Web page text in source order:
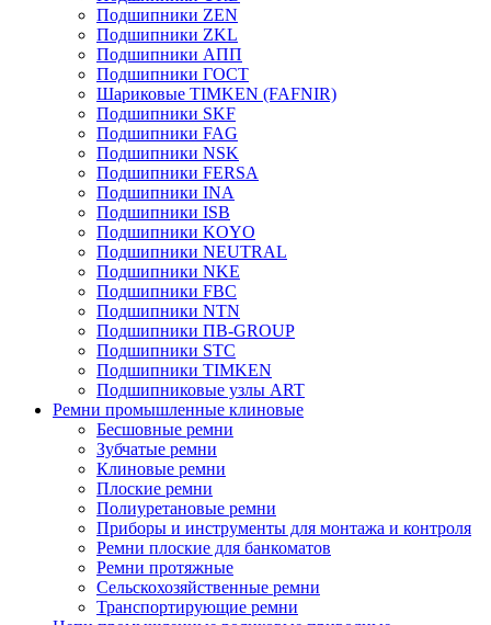
Подшипники ZEN
Подшипники ZKL
Подшипники АПП
Подшипники ГОСТ
Шариковые ТІMKEN (FAFNIR)
Подшипники SKF
Подшипники FAG
Подшипники NSK
Подшипники FERSA
Подшипники INA
Подшипники ISB
Подшипники KOYO
Подшипники NEUTRAL
Подшипники NKE
Подшипники FBC
Подшипники NTN
Подшипники ПВ-GROUP
Подшипники STC
Подшипники TIMKEN
Подшипниковые узлы ART
Ремни промышленные клиновые
Бесшовные ремни
Зубчатые ремни
Клиновые ремни
Плоские ремни
Полиуретановые ремни
Приборы и инструменты для монтажа и контроля
Ремни плоские для банкоматов
Ремни протяжные
Сельскохозяйственные ремни
Транспортирующие ремни